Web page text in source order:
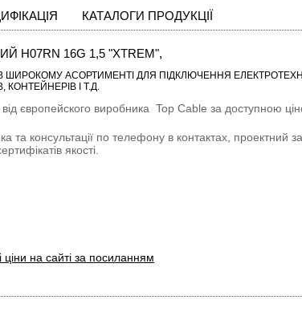
КАТАЛОГИ ПРОДУКЦІЇ
H07RN 16G 1,5 "XTREM",
ШИРОКОМУ АСОРТИМЕНТІ ДЛЯ ПІДКЛЮЧЕННЯ
КОНТЕЙНЕРІВ І Т.Д.
від європейского виробника Top Cable за доступною
та консультації по телефону в контактах, проектний
якості.
ціни на сайті за посиланням